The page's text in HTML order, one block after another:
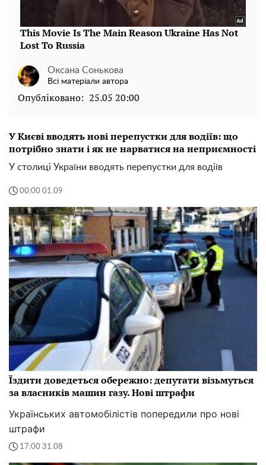
Оксана Сонькова
Всі матеріали автора
Опубліковано: 25.05 20:00
У Києві вводять нові перепустки для водіїв: що
потрібно знати і як не нарватися на неприємності
У столиці України вводять перепустки для водіїв
00:00 01.09
Їздити доведеться обережно: депутати візьмуться
за власників машин газу. Нові штрафи
Українських автомобілістів попередили про нові
штрафи
17:00 31.08